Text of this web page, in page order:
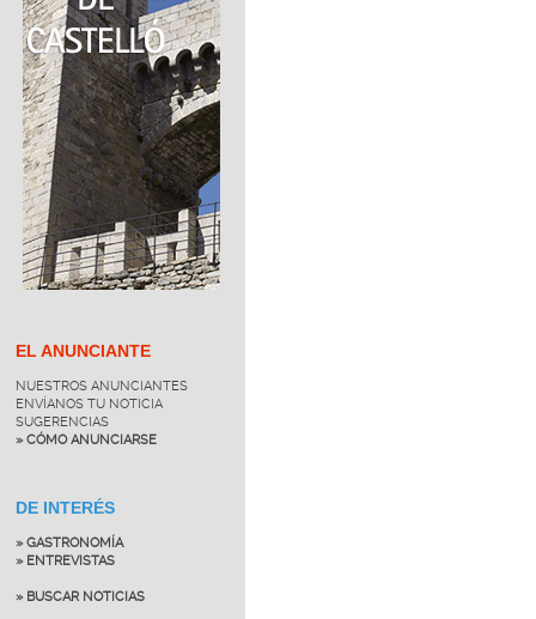
EL ANUNCIANTE
NUESTROS ANUNCIANTES
ENVÍANOS TU NOTICIA
SUGERENCIAS
» CÓMO ANUNCIARSE
DE INTERÉS
» GASTRONOMÍA
» ENTREVISTAS
» BUSCAR NOTICIAS